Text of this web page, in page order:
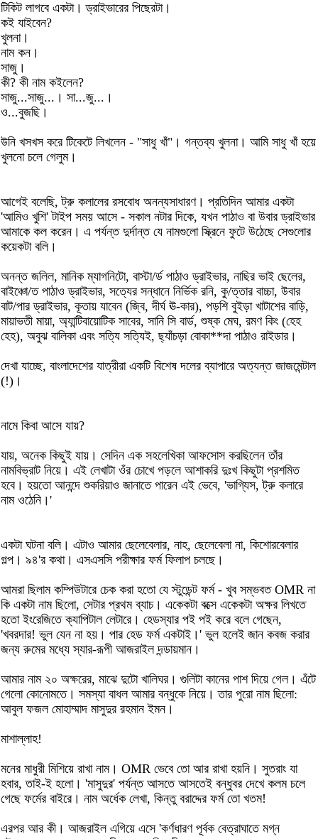
টিকিট লাগবে একটা। ড্রাইভারের পিছেরটা।
কই যাইবেন?
খুলনা।
নাম কন।
সাজু।
কী? কী নাম কইলেন?
সাজু...সাজু...। সা...জু...।
ও...বুজছি।
উনি খসখস করে টিকেটে লিখলেন - "সাধু খাঁ"। গন্তব্য খুলনা। আমি সাধু খাঁ হয়ে
খুলনো চলে গেলুম।
আগেই বলেছি, ট্রু কলালের রসবোধ অনন্যসাধারণ। প্রতিদিন আমার একটা
'আমিও খুশি' টাইপ সময় আসে - সকাল নটার দিকে, যখন পাঠাও বা উবার ড্রাইভার
আমাকে কল করেন। এ পর্যন্ত দুর্দান্ত যে নামগুলো স্ক্রিনে ফুটে উঠেছে সেগুলোর
কয়েকটা বলি।
অনন্ত জলিল, মানিক ম্যাগনিটো, বাস্টা/র্ড পাঠাও ড্রাইভার, নাছির ভাই ছেলের,
বাইঞ্চো/ত পাঠাও ড্রাইভার, সত্যের সন্ধানে নির্ভিক রনি, কু/ত্তার বাচ্চা, উবার
বাট/পার ড্রাইভার, কূতায় যাবেন (জ্বি, দীর্ঘ ঊ-কার), পড়শি বুইড়া খাটাশের বাড়ি,
মায়াভতী মায়া, অ্যান্টিবায়োটিক সাবের, সানি সি বার্ড, শুষ্ক মেঘ, রমণ কিং (হেহ
হেহ), অবুঝ বালিকা এবং সত্যি সত্যিই, ছ্যাঁচড়া বোকা**দা পাঠাও রাইডার।
দেখা যাচ্ছে, বাংলাদেশের যাত্রীরা একটি বিশেষ দলের ব্যাপারে অত্যন্ত জাজমেন্টাল
(!)।
নামে কিবা আসে যায়?
যায়, অনেক কিছুই যায়। সেদিন এক সহলেখিকা আফসোস করছিলেন তাঁর
নামবিভ্রাট নিয়ে। এই লেখাটা ওঁর চোখে পড়লে আশাকরি দুঃখ কিছুটা প্রশমিত
হবে। হয়তো আনন্দে শুকরিয়াও জানাতে পারেন এই ভেবে, 'ভাগ্যিস, ট্রু কলারে
নাম ওঠেনি।'
একটা ঘটনা বলি। এটাও আমার ছেলেবেলার, নাহ, ছেলেবেলা না, কিশোরবেলার
গল্প। ৯৪'র কথা। এসএসসি পরীক্ষার ফর্ম ফিলাপ চলছে।
আমরা ছিলাম কম্পিউটারে চেক করা হতো যে স্টুডেন্ট ফর্ম - খুব সম্ভবত OMR না
কি একটা নাম ছিলো, সেটার প্রথম ব্যাচ। একেকটা বক্সে একেকটা অক্ষর লিখতে
হতো ইংরেজিতে ক্যাপিটাল লেটারে। হেডস্যার পই পই করে বলে গেছেন,
'খবরদার! ভুল যেন না হয়। পার হেড ফর্ম একটাই।' ভুল হলেই জান কবজ করার
জন্য রুমের মধ্যে স্যার-রূপী আজরাইল দন্ডায়মান।
আমার নাম ২০ অক্ষরের, মাঝে দুটো খালিঘর। গুলিটা কানের পাশ দিয়ে গেল। এঁটে
গেলো কোনোমতে। সমস্যা বাধল আমার বন্ধুকে নিয়ে। তার পুরো নাম ছিলো:
আবুল ফজল মোহাম্মাদ মাসুদুর রহমান ইমন।
মাশাল্লাহ!
মনের মাধুরী মিশিয়ে রাখা নাম। OMR ভেবে তো আর রাখা হয়নি। সুতরাং যা
হবার, তাই-ই হলো। 'মাসুদুর' পর্যন্ত আসতে আসতেই বন্ধুবর দেখে কলম চলে
গেছে ফর্মের বাইরে। নাম অর্ধেক লেখা, কিন্তু বরাদ্দের ফর্ম তো খতম!
এরপর আর কী। আজরাইল এগিয়ে এসে 'কর্ণধারণ পূর্বক বেত্রাঘাতে মগ্ন